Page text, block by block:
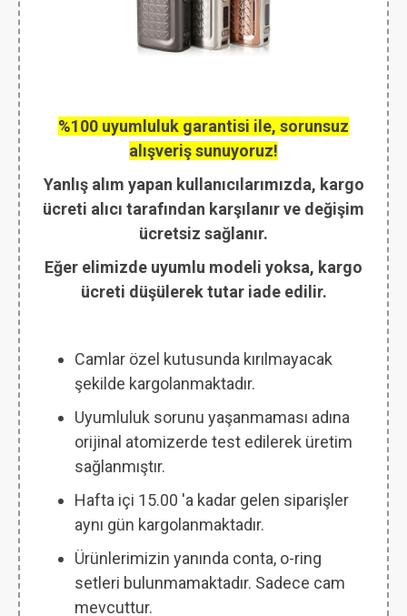
%100 uyumluluk garantisi ile, sorunsuz
alışveriş sunuyoruz!
Yanlış alım yapan kullanıcılarımızda, kargo
ücreti alıcı tarafından karşılanır ve değişim
ücretsiz sağlanır.
Eğer elimizde uyumlu modeli yoksa, kargo
ücreti düşülerek tutar iade edilir.
Camlar özel kutusunda kırılmayacak
şekilde kargolanmaktadır.
Uyumluluk sorunu yaşanmaması adına
orijinal atomizerde test edilerek üretim
sağlanmıştır.
Hafta içi 15.00 'a kadar gelen siparişler
aynı gün kargolanmaktadır.
Ürünlerimizin yanında conta, o-ring
setleri bulunmamaktadır. Sadece cam
mevcuttur.